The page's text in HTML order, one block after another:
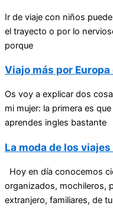
Ir de viaje con niños
el trayecto o por lo
porque
Viajo más por
Os voy a explicar dos
mi mujer: la primera es
aprendes ingles bastante
La moda de los
Hoy en día conocemos
organizados, mochileros,
extranjero, familiares, de